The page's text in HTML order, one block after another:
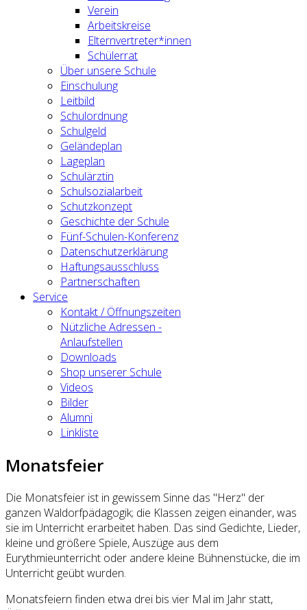
Verein
Arbeitskreise
Elternvertreter*innen
Schülerrat
Über unsere Schule
Einschulung
Leitbild
Schulordnung
Schulgeld
Geländeplan
Lageplan
Schulärztin
Schulsozialarbeit
Schutzkonzept
Geschichte der Schule
Fünf-Schulen-Konferenz
Datenschutzerklärung
Haftungsausschluss
Partnerschaften
Service
Kontakt / Öffnungszeiten
Nützliche Adressen -
Anlaufstellen
Downloads
Shop unserer Schule
Videos
Bilder
Alumni
Linkliste
Monatsfeier
Die Monatsfeier ist in gewissem Sinne das "Herz" der
ganzen Waldorfpädagogik; die Klassen zeigen einander, was
sie im Unterricht erarbeitet haben. Das sind Gedichte, Lieder,
kleine und größere Spiele, Auszüge aus dem
Eurythmieunterricht oder andere kleine Bühnenstücke, die im
Unterricht geübt wurden.
Monatsfeiern finden etwa drei bis vier Mal im Jahr statt,